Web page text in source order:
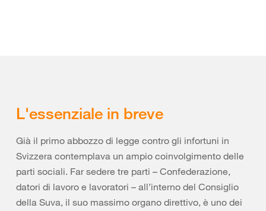
L'essenziale in breve
Già il primo abbozzo di legge contro gli infortuni in
Svizzera contemplava un ampio coinvolgimento delle
parti sociali. Far sedere tre parti – Confederazione,
datori di lavoro e lavoratori – all’interno del Consiglio
della Suva, il suo massimo organo direttivo, è uno dei